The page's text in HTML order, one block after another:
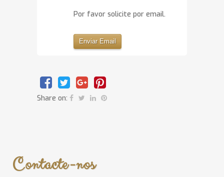
Por favor solicite por email.
Enviar Email
Share on:
Contacte-nos